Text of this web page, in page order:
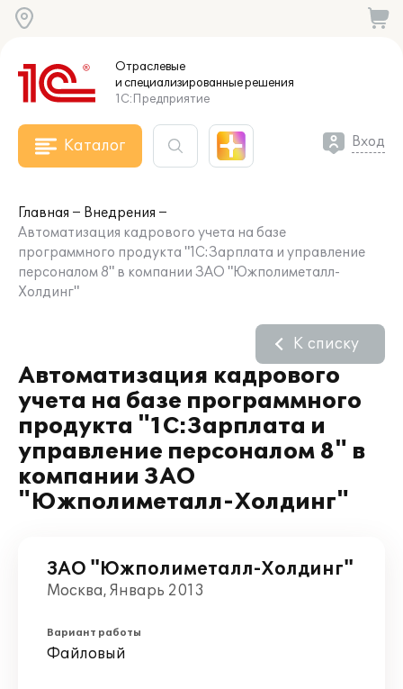
Отраслевые
и специализированныерешения
1С:Предприятие
Каталог Вход
Главная
Внедрения
Автоматизация кадрового учета на базе
программного продукта "1С:Зарплата и управление
персоналом 8" в компании ЗАО "Южполиметалл-
Холдинг"
Автоматизация кадрового
учета на базе программного
продукта "1С:Зарплата и
управление персоналом 8" в
компании ЗАО
"Южполиметалл-Холдинг"
К списку
ЗАО "Южполиметалл-Холдинг"
Москва, Январь 2013
Вариант работы
Файловый